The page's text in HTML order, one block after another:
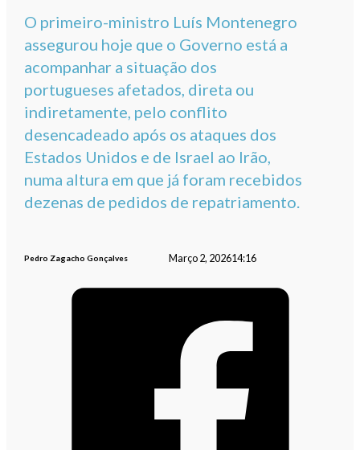
O primeiro-ministro Luís Montenegro
assegurou hoje que o Governo está a
acompanhar a situação dos
portugueses afetados, direta ou
indiretamente, pelo conflito
desencadeado após os ataques dos
Estados Unidos e de Israel ao Irão,
numa altura em que já foram recebidos
dezenas de pedidos de repatriamento.
Pedro Zagacho Gonçalves Março 2, 202614:16